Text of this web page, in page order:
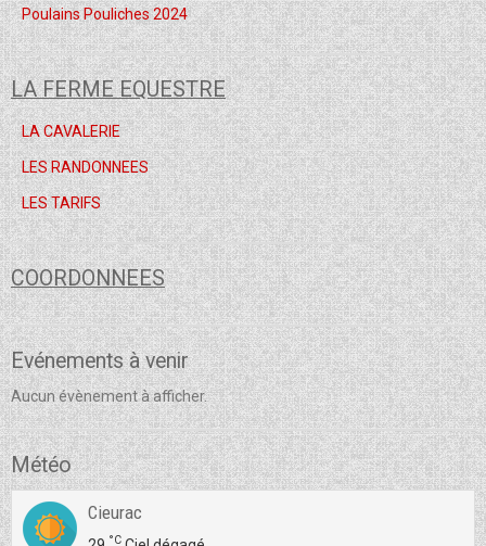
Poulains Pouliches 2024
LA FERME EQUESTRE
LA CAVALERIE
LES RANDONNEES
LES TARIFS
COORDONNEES
Evénements à venir
Aucun évènement à afficher.
Météo
Cieurac
°C